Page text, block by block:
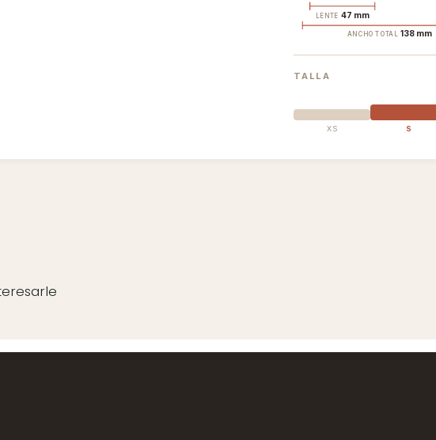
LENTE 47 mm
ANCHO TOTAL 138 mm
TALLA
XS S